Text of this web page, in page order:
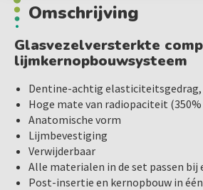
Omschrijving
Glasvezelversterkte
lijmkernopbouwsysteem
Dentine-achtig
Hoge mate van radiopaciteit (350%
Anatomische vorm
Lijmbevestiging
Verwijderbaar
Alle materialen in de set passen bij
Post-insertie en kernopbouw in